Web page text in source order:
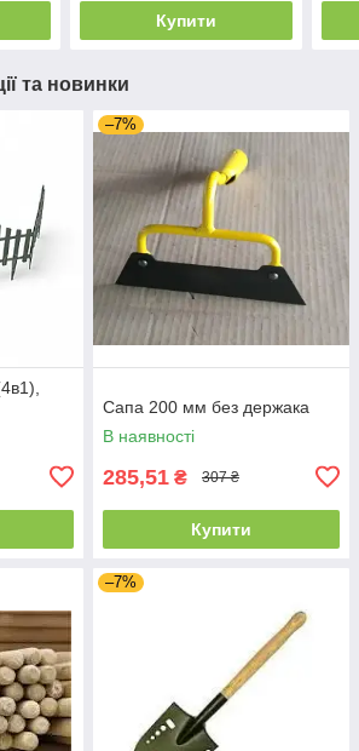
Купити
та новинки
–7%
Сапа 200 мм без держака
В наявності
285,51 ₴ 307 ₴
Купити
–7%